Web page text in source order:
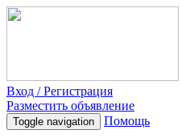
Вход / Регистрация
Разместить объявление
Toggle navigation Помощь